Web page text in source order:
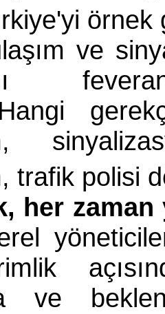
ve
trafik polisi
her zaman
ve